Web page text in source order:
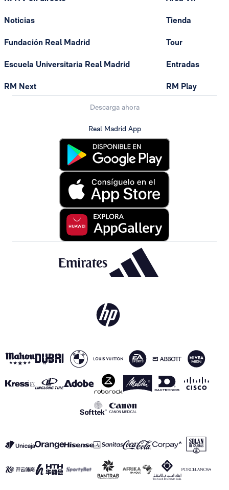
Noticias
Fundación Real Madrid
Escuela Universitaria Real Madrid
RM Next
Tienda
Tour
Entradas
RM Play
Descarga ahora
Real Madrid App